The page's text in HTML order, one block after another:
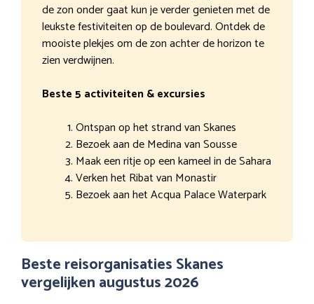
de zon onder gaat kun je verder genieten met de
leukste festiviteiten op de boulevard. Ontdek de
mooiste plekjes om de zon achter de horizon te
zien verdwijnen.
Beste 5 activiteiten & excursies
Ontspan op het strand van Skanes
Bezoek aan de Medina van Sousse
Maak een ritje op een kameel in de Sahara
Verken het Ribat van Monastir
Bezoek aan het Acqua Palace Waterpark
Beste reisorganisaties Skanes
vergelijken augustus 2026